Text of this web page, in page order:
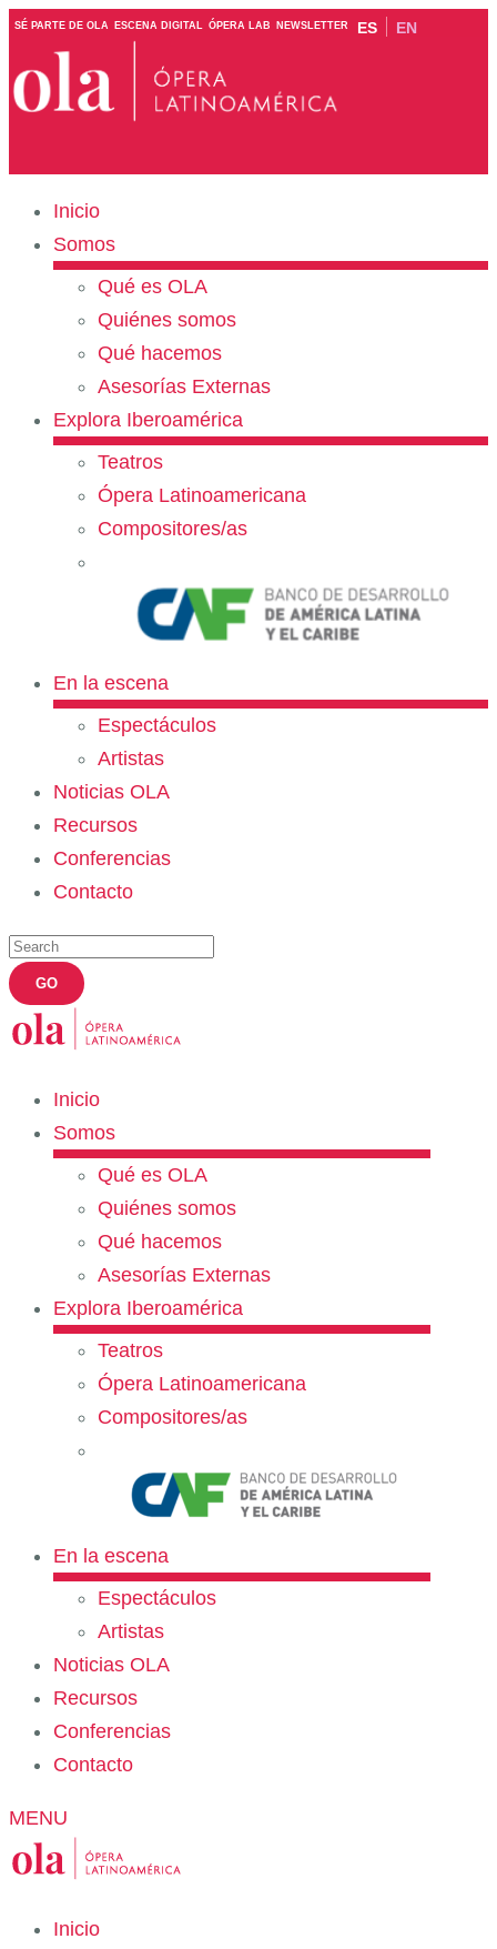
SÉ PARTE DE OLA ESCENA DIGITAL ÓPERA LAB NEWSLETTER ES EN
Inicio
Somos
Qué es OLA
Quiénes somos
Qué hacemos
Asesorías Externas
Explora Iberoamérica
Teatros
Ópera Latinoamericana
Compositores/as
En la escena
Espectáculos
Artistas
Noticias OLA
Recursos
Conferencias
Contacto
Inicio
Somos
Qué es OLA
Quiénes somos
Qué hacemos
Asesorías Externas
Explora Iberoamérica
Teatros
Ópera Latinoamericana
Compositores/as
En la escena
Espectáculos
Artistas
Noticias OLA
Recursos
Conferencias
Contacto
MENU
Inicio